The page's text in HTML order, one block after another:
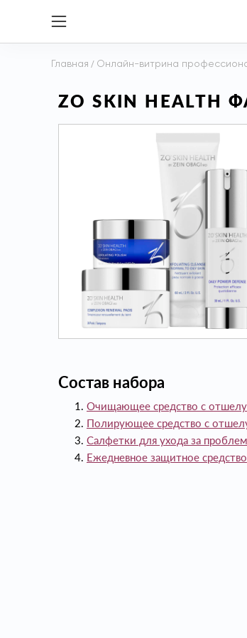
Главная / Онлайн-витрина
ZO SKIN
Состав набора
Очищающее средство с
Полирующее средство с
Салфетки для ухода за
Ежедневное защитное средство